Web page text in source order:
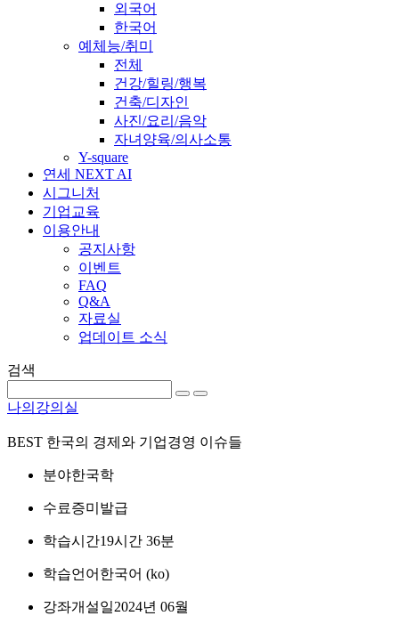
외국어
한국어
예체능/취미
전체
건강/힐링/행복
건축/디자인
사진/요리/음악
자녀양육/의사소통
Y-square
연세 NEXT AI
시그니처
기업교육
이용안내
공지사항
이벤트
FAQ
Q&A
자료실
업데이트 소식
검색
나의강의실
BEST 한국의 경제와 기업경영 이슈들
분야한국학
수료증미발급
학습시간19시간 36분
학습언어 한국어 ‎(ko)‎
강좌개설일2024년 06월